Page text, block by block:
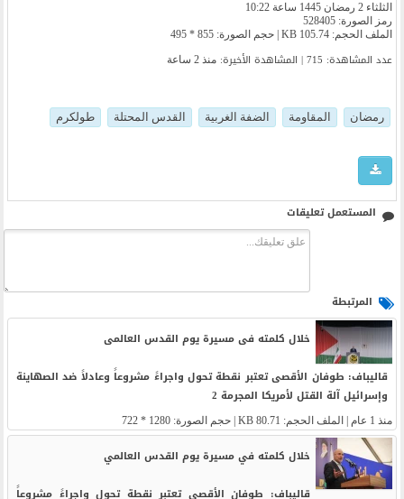
الثلثاء 2 رمضان 1445 ساعة 10:22
رمز الصورة: 528405
الملف الحجم: 105.74 KB | حجم الصورة: 855 * 495
عدد المشاهدة: 715 | المشاهدة الأخیرة: منذ 2 ساعة
رمضان المقاومة الضفة الغربية القدس المحتلة طولكرم
المستعمل تعليقات
المرتبطة
خلال کلمته فی مسیرة یوم القدس العالمی
قالیباف: طوفان الأقصى تعتبر نقطة تحول واجراءً مشروعاً وعادلاً ضد الصهاینة
وإسرائیل آلة القتل لأمریکا المجرمة 2
منذ 1 عام | الملف الحجم: 80.71 KB | حجم الصورة: 1280 * 722
خلال كلمته في مسيرة يوم القدس العالمي
قاليباف: طوفان الأقصى تعتبر نقطة تحول واجراءً مشروعاً